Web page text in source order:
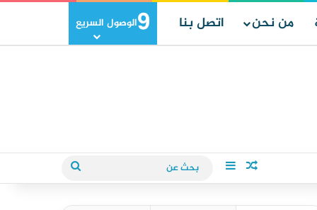
من نحن اتصل بنا 9الوصول السريع
مقال عشوائي
إضافة عمود جانبي